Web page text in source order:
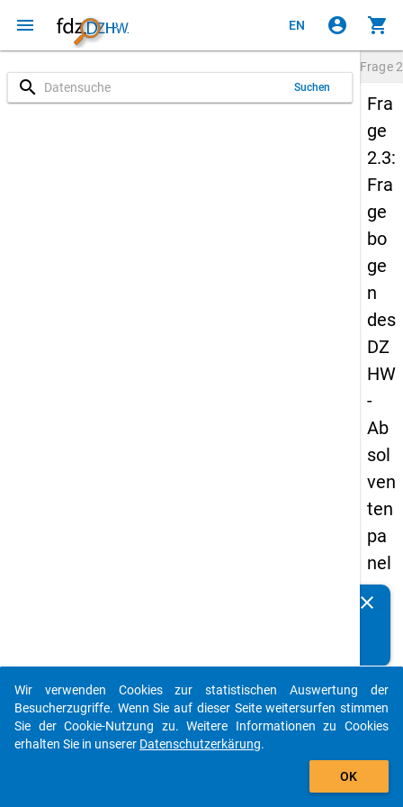
menu EN account_circle shopping_cart
search Suchen
Frage
Fra
ge
2.3:
Fra
ge
bo
ge
n
des
DZ
HW
-
Ab
sol
ven
ten
pa
nel
s
-
zw
eit
clear
auto_stories
add_shopping_cart
Wir verwenden Cookies zur statistischen Auswertung der
Besucherzugriffe. Wenn Sie auf dieser Seite weitersurfen stimmen
Sie der Cookie-Nutzung zu. Weitere Informationen zu Cookies
erhalten Sie in unserer Datenschutzerkärung.
OK